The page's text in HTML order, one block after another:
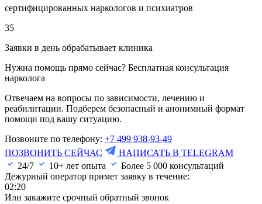
сертифицированных наркологов и психиатров
35
Заявки в день обрабатывает клиника
Нужна помощь прямо сейчас? Бесплатная консультация
нарколога
Отвечаем на вопросы по зависимости, лечению и
реабилитации. Подберем безопасный и анонимный формат
помощи под вашу ситуацию.
Позвоните по телефону: +7 499 938-93-49
ПОЗВОНИТЬ СЕЙЧАС
НАПИСАТЬ В TELEGRAM
24/7
10+ лет опыта Более 5 000 консультаций
Дежурный оператор примет заявку в течение:
02:20
Или закажите срочный обратный звонок